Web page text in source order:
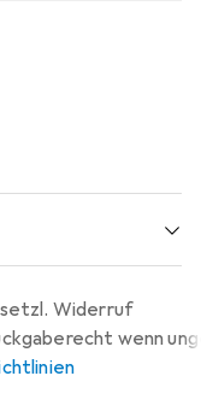
Widerruf
wenn